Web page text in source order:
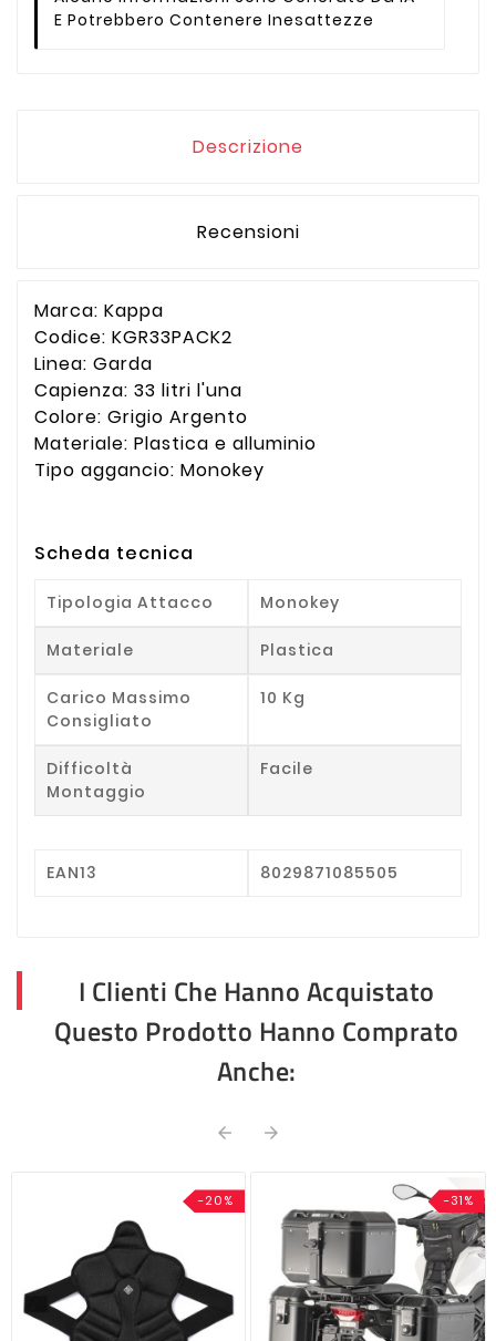
E Potrebbero Contenere Inesattezze
Descrizione
Recensioni
Marca: Kappa
Codice: KGR33PACK2
Linea: Garda
Capienza: 33 litri l'una
Colore: Grigio Argento
Materiale: Plastica e alluminio
Tipo aggancio: Monokey
Scheda tecnica
Tipologia Attacco Monokey
Materiale Plastica
Carico Massimo
Consigliato
10 Kg
Difficoltà
Montaggio
Facile
EAN13 8029871085505
I Clienti Che Hanno Acquistato
Questo Prodotto Hanno Comprato
Anche:
 
-20% -31%